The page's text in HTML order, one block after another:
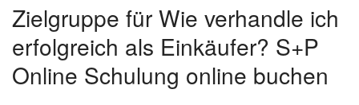
Zielgruppe für Wie verhandle ich
erfolgreich als Einkäufer? S+P
Online Schulung online buchen